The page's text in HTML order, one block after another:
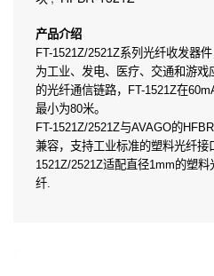
产品介绍
FT-1521Z/2521Z系列光纤收发器
为工业、发电、医疗、交通和游
的光纤通信链路，FT-1521Z在
最小为80米。
FT-1521Z/2521Z与AVAGO的
兼容，支持工业标准的塑料光纤接
1521Z/2521Z适配直径1mm的塑
纤.